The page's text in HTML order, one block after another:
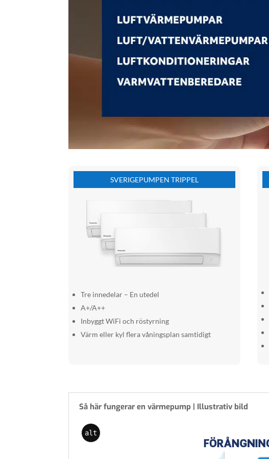
SVERIGEPUMPEN TRIPPEL
Tre innedelar – En utedel
A+/A++
Inbyggt WiFi och röstyrning
Värm eller kyl flera våningsplan samtidigt
Så här fungerar en värmepump | Illustrativ bild
alt